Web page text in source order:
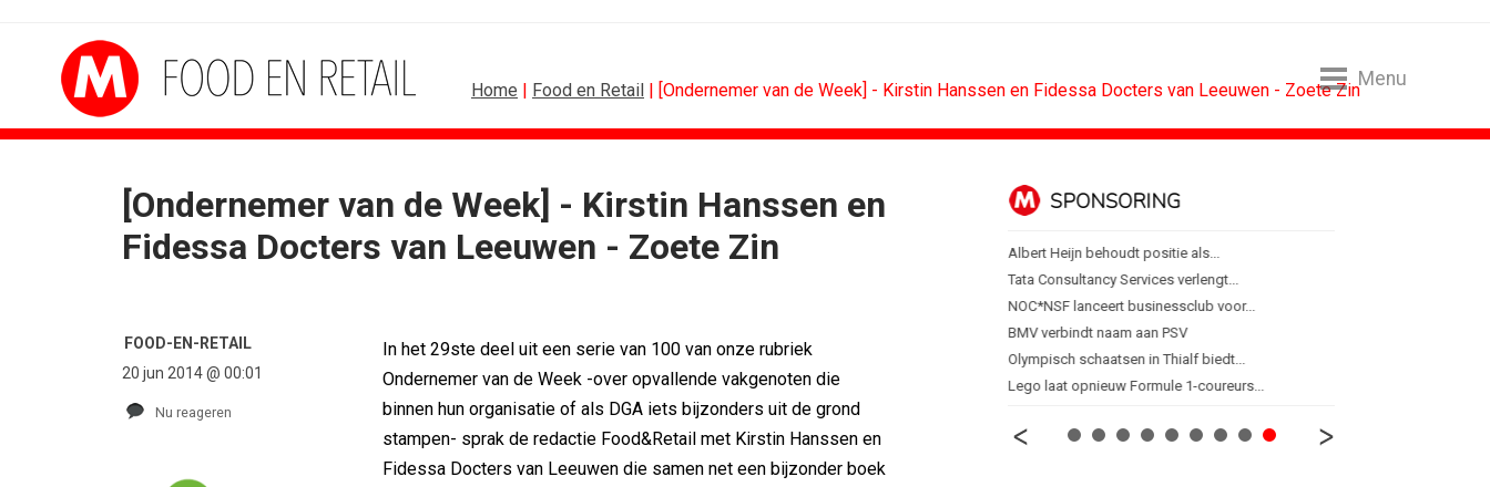
Home | Food en Retail | [Ondernemer van de Week] - Kirstin Hanssen en Fidessa Docters van Leeuwen - Zoete Zin
Menu
[Ondernemer van de Week] - Kirstin Hanssen en
Fidessa Docters van Leeuwen - Zoete Zin
FOOD-EN-RETAIL
20 jun 2014 @ 00:01
Nu reageren
In het 29ste deel uit een serie van 100 van onze rubriek
Ondernemer van de Week -over opvallende vakgenoten die
binnen hun organisatie of als DGA iets bijzonders uit de grond
stampen- sprak de redactie Food&Retail met Kirstin Hanssen en
Fidessa Docters van Leeuwen die samen net een bijzonder boek
FOOD EN RETAIL
Blokker zet 130 jaar...
Maggi lanceert Heat & Eat met...
FSIN: Nederlanders eten uitbundiger...
MEDIA
Sander Pluijm van Abovo Maxlead naar...
Ster start Goede Loeki
Margriet van der Linden blijft...
ONLINE MARKETING
Banken hervatten campagne tegen...
RTV Oost zet AI-presentator in voor...
Greetz lanceert campagne met Roy...
SPONSORING
Albert Heijn behoudt positie als...
Tata Consultancy Services verlengt...
NOC*NSF lanceert businessclub voor...
BMV verbindt naam aan PSV
Olympisch schaatsen in Thialf biedt...
Lego laat opnieuw Formule 1-coureurs...